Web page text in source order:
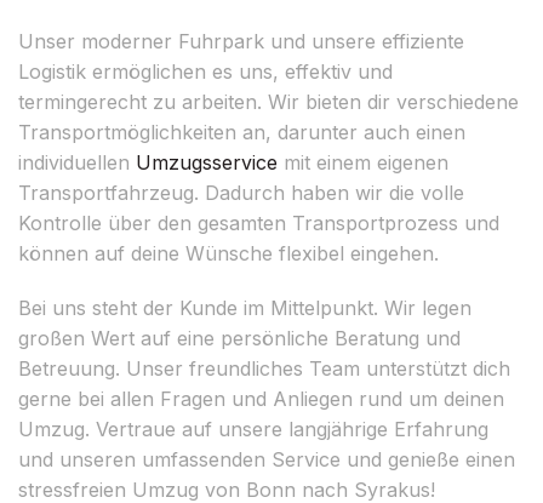
Unser moderner Fuhrpark und unsere effiziente
Logistik ermöglichen es uns, effektiv und
termingerecht zu arbeiten. Wir bieten dir verschiedene
Transportmöglichkeiten an, darunter auch einen
individuellen Umzugsservice mit einem eigenen
Transportfahrzeug. Dadurch haben wir die volle
Kontrolle über den gesamten Transportprozess und
können auf deine Wünsche flexibel eingehen.
Bei uns steht der Kunde im Mittelpunkt. Wir legen
großen Wert auf eine persönliche Beratung und
Betreuung. Unser freundliches Team unterstützt dich
gerne bei allen Fragen und Anliegen rund um deinen
Umzug. Vertraue auf unsere langjährige Erfahrung
und unseren umfassenden Service und genieße einen
stressfreien Umzug von Bonn nach Syrakus!